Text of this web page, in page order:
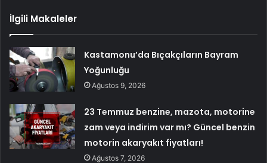
İlgili Makaleler
Kastamonu’da Bıçakçıların Bayram
Yoğunluğu
Ağustos 9, 2026
23 Temmuz benzine, mazota, motorine
zam veya indirim var mı? Güncel benzin
motorin akaryakıt fiyatları!
Ağustos 7, 2026